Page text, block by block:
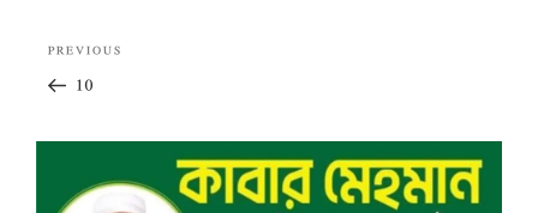
navigation
Previous
Post
PREVIOUS
10